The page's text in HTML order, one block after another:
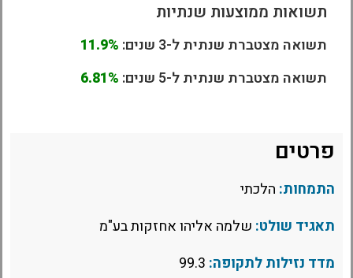
תשואות ממוצעות שנתיות
תשואה מצטברת שנתית ל-3 שנים:
11.9%
תשואה מצטברת שנתית ל-5 שנים:
6.81%
פרטים
התמחות: הלכתי
תאגיד שולט: שלמה אליהו אחזקות בע"מ
מדד נזילות לתקופה: